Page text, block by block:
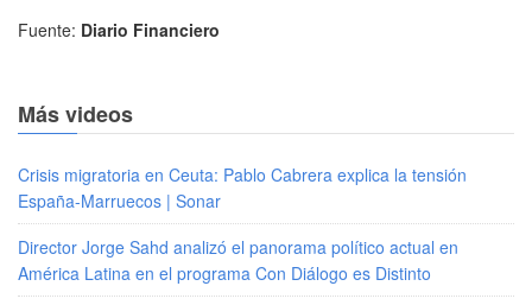
Fuente: Diario Financiero
Más videos
Crisis migratoria en Ceuta: Pablo Cabrera explica la tensión
España-Marruecos | Sonar
Director Jorge Sahd analizó el panorama político actual en
América Latina en el programa Con Diálogo es Distinto